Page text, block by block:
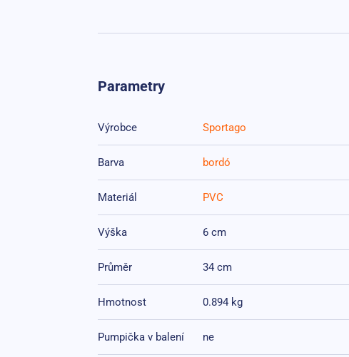
Parametry
Výrobce Sportago
Barva bordó
Materiál PVC
Výška 6 cm
Průměr 34 cm
Hmotnost 0.894 kg
Pumpička v balení ne